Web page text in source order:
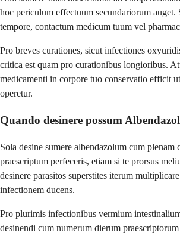
hoc periculum effectuum secundariorum auget.
tempore, contactum medicum tuum vel
Pro breves curationes, sicut infectiones
critica est quam pro curationibus longioribus.
medicamenti in corpore tuo conservatio efficit
operetur.
Quando desinere possum
Sola desine sumere albendazolum cum plenam
praescriptum perfeceris, etiam si te prorsus
desinere parasitos superstites iterum
infectionem ducens.
Pro plurimis infectionibus vermium
desinendi cum numerum dierum